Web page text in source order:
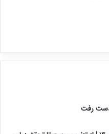
دست رفت